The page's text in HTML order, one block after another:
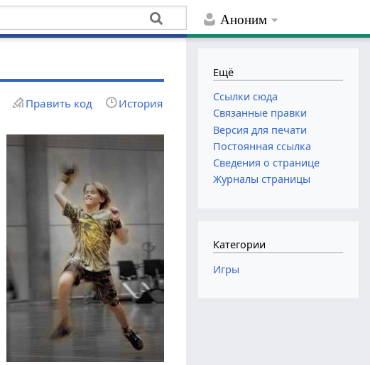
Аноним
Править код История
Ещё
Ссылки сюда
Связанные правки
Версия для печати
Постоянная ссылка
Сведения о странице
Журналы страницы
Категории
Игры